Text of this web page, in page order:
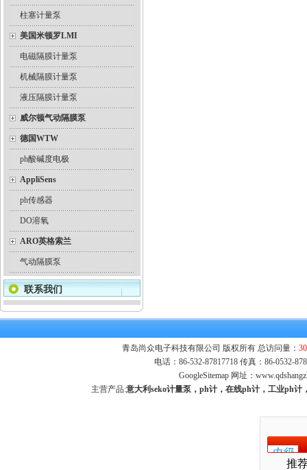
柱塞计量泵
美国米顿罗LMI
电磁隔膜计量泵
机械隔膜计量泵
液压隔膜计量泵
威尔顿气动隔膜泵
德国WTW
ph酸碱度电极
AppliSens
ph传感器
DO溶氧
ARO英格索兰
气动隔膜泵
联系我们
青岛尚众电子科技有限公司 版权所有 总访问量：
电话：86-532-87817718 传真：86-0532-
GoogleSitemap网址：
主营产品:意大利seko计量泵，ph计，在线ph计，工业ph
推